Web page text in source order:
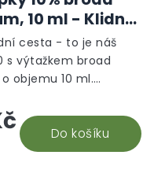
10 ml - Klidný
Do košíku
cesta - to je náš
s výtažkem broad
objemu 10 ml.
vám efektivně
aplikace a...